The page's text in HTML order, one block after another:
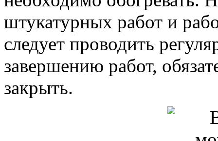
штукатурных работ и
следует проводить
завершению работ,
закрыть.